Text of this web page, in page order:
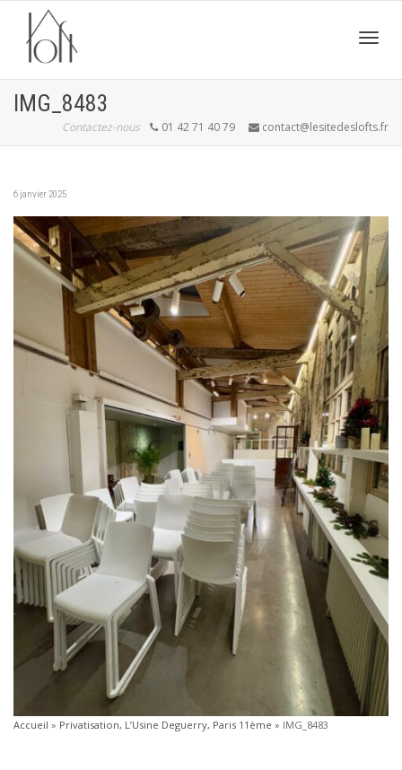
IMG_8483
Contactez-nous 01 42 71 40 79 contact@lesitedeslofts.fr
6 janvier 2025
Accueil » Privatisation, L’Usine Deguerry, Paris 11ème » IMG_8483